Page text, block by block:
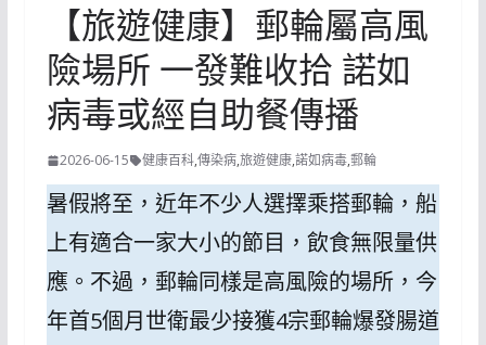
【旅遊健康】郵輪屬高風
險場所 一發難收拾 諾如
病毒或經自助餐傳播
2026-06-15 健康百科,傳染病,旅遊健康,諾如病毒,郵輪
暑假將至，近年不少人選擇乘搭郵輪，船
上有適合一家大小的節目，飲食無限量供
應。不過，郵輪同樣是高風險的場所，今
年首5個月世衛最少接獲4宗郵輪爆發腸道